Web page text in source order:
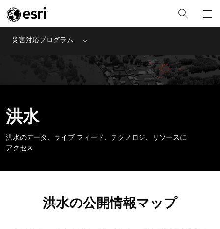
災害対応プログラム Menu
洪水
洪水のデータ、ライブ フィード、テクノロジ、リソースに
アクセス
洪水の公開情報マップ